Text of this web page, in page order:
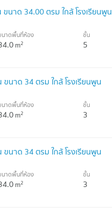
ขนาด 34.00 ตรม ใกล้ โรงเรียนพูน
นาดพื้นที่ห้อง
m2
ชั้น
5
ขนาด 34 ตรม ใกล้ โรงเรียนพูน
นาดพื้นที่ห้อง
m2
ชั้น
3
ขนาด 34 ตรม ใกล้ โรงเรียนพูน
นาดพื้นที่ห้อง
m2
ชั้น
3